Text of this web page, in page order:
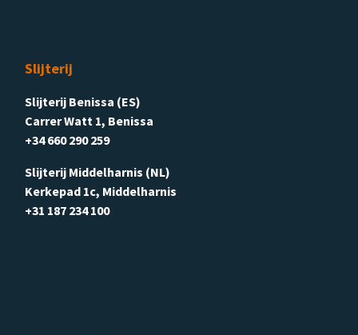
Slijterij
Slijterij Benissa (ES)
Carrer Watt 1, Benissa
+34 660 290 259
Slijterij Middelharnis (NL)
Kerkepad 1c, Middelharnis
+31 187 234 100